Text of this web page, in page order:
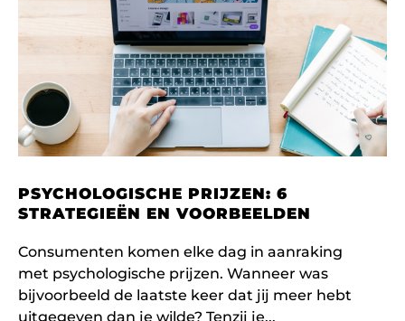
PSYCHOLOGISCHE PRIJZEN: 6
STRATEGIEËN EN VOORBEELDEN
Consumenten komen elke dag in aanraking
met psychologische prijzen. Wanneer was
bijvoorbeeld de laatste keer dat jij meer hebt
uitgegeven dan je wilde? Tenzij je